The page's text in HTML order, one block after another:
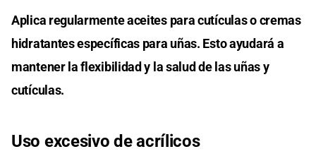
Aplica regularmente aceites para cutículas o cremas
hidratantes específicas para uñas. Esto ayudará a
mantener la flexibilidad y la salud de las uñas y
cutículas.
Uso excesivo de acrílicos